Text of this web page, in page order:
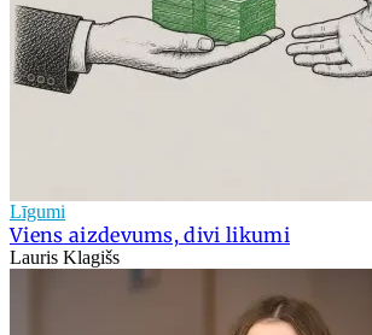
Līgumi
Viens aizdevums, divi likumi
Lauris Klagišs